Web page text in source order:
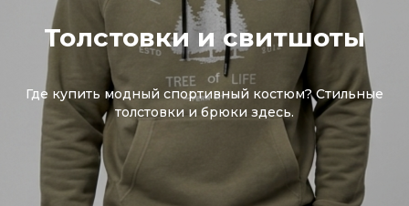
Толстовки и свитшоты
Где купить модный спортивный костюм? Стильные
толстовки и брюки здесь.